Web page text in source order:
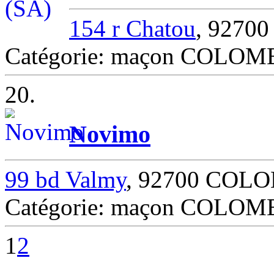
154 r Chatou,
Catégorie: maçon
20.
Novimo
99 bd Valmy, 92700
Catégorie: maçon
12